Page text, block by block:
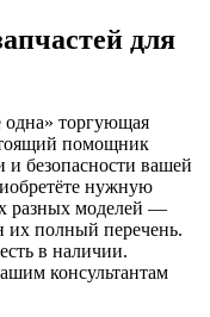
для
торгующая
помощник
и безопасности вашей
нужную
разных моделей —
их полный перечень.
в наличии.
консультантам